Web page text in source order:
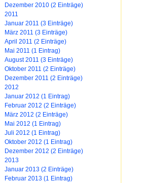
Dezember 2010 (2 Einträge)
2011
Januar 2011 (3 Einträge)
März 2011 (3 Einträge)
April 2011 (2 Einträge)
Mai 2011 (1 Eintrag)
August 2011 (3 Einträge)
Oktober 2011 (2 Einträge)
Dezember 2011 (2 Einträge)
2012
Januar 2012 (1 Eintrag)
Februar 2012 (2 Einträge)
März 2012 (2 Einträge)
Mai 2012 (1 Eintrag)
Juli 2012 (1 Eintrag)
Oktober 2012 (1 Eintrag)
Dezember 2012 (2 Einträge)
2013
Januar 2013 (2 Einträge)
Februar 2013 (1 Eintrag)